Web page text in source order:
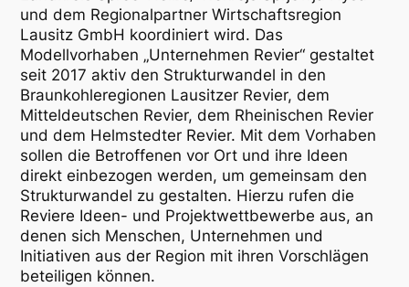
und dem Regionalpartner Wirtschaftsregion
Lausitz GmbH koordiniert wird. Das
Modellvorhaben „Unternehmen Revier“ gestaltet
seit 2017 aktiv den Strukturwandel in den
Braunkohleregionen Lausitzer Revier, dem
Mitteldeutschen Revier, dem Rheinischen Revier
und dem Helmstedter Revier. Mit dem Vorhaben
sollen die Betroffenen vor Ort und ihre Ideen
direkt einbezogen werden, um gemeinsam den
Strukturwandel zu gestalten. Hierzu rufen die
Reviere Ideen- und Projektwettbewerbe aus, an
denen sich Menschen, Unternehmen und
Initiativen aus der Region mit ihren Vorschlägen
beteiligen können.